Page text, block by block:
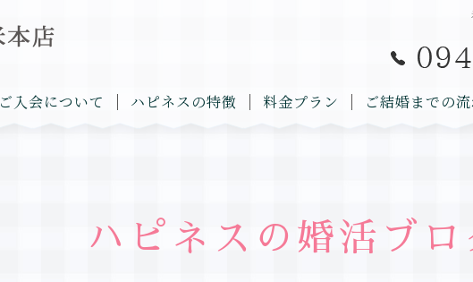
ご入会について ハピネスの特徴 料金プラン ご結婚までの
ハピネスの婚活ブロ